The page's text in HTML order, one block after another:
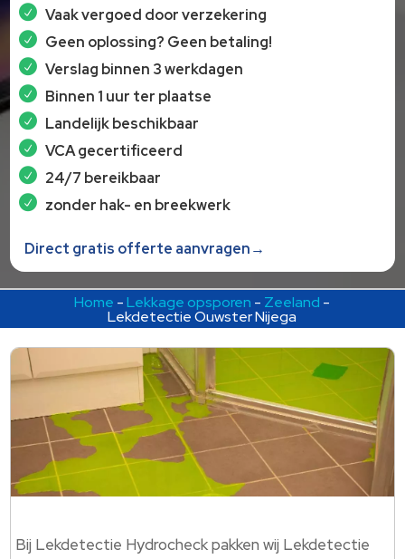
Vaak vergoed door verzekering
Geen oplossing? Geen betaling!
Verslag binnen 3 werkdagen
Binnen 1 uur ter plaatse
Landelijk beschikbaar
VCA gecertificeerd
24/7 bereikbaar
zonder hak- en breekwerk
Direct gratis offerte aanvragen→
Home -Lekkage opsporen - Zeeland -
Lekdetectie Ouwster Nijega
Bij Lekdetectie Hydrocheck pakken wij Lekdetectie